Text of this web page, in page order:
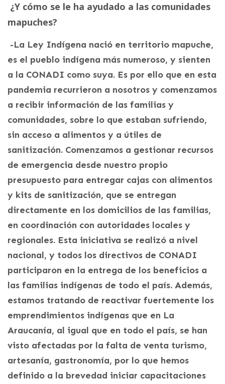
¿Y cómo se le ha ayudado a las comunidades
mapuches?
-La Ley Indígena nació en territorio mapuche,
es el pueblo indígena más numeroso, y sienten
a la CONADI como suya. Es por ello que en esta
pandemia recurrieron a nosotros y comenzamos
a recibir información de las familias y
comunidades, sobre lo que estaban sufriendo,
sin acceso a alimentos y a útiles de
sanitización. Comenzamos a gestionar recursos
de emergencia desde nuestro propio
presupuesto para entregar cajas con alimentos
y kits de sanitización, que se entregan
directamente en los domicilios de las familias,
en coordinación con autoridades locales y
regionales. Esta iniciativa se realizó a nivel
nacional, y todos los directivos de CONADI
participaron en la entrega de los beneficios a
las familias indígenas de todo el país. Además,
estamos tratando de reactivar fuertemente los
emprendimientos indígenas que en La
Araucanía, al igual que en todo el país, se han
visto afectadas por la falta de venta turismo,
artesanía, gastronomía, por lo que hemos
definido a la brevedad iniciar capacitaciones